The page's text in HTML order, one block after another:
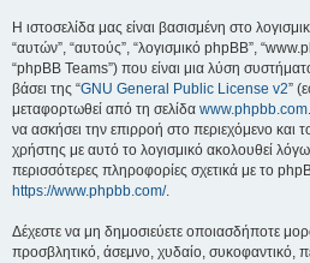
Η ιστοσελίδα μας είναι βασισμένη στο
“αυτών”, “αυτούς”, “λογισμικό phpBB”,
“phpBB Teams”) που είναι μια λύση
βάσει της “GNU General Public License v2”
μεταφορτωθεί από τη σελίδα www.phpbb.com
να ασκήσει την επιρροή στο περιεχόμενο και
χρήστης με αυτό το λογισμικό ακολουθεί
περισσότερες πληροφορίες σχετικά με το
https://www.phpbb.com/.
Δέχεστε να μη δημοσιεύετε οποιασδήποτε
προσβλητικό, άσεμνο, χυδαίο, συκοφαντικό,